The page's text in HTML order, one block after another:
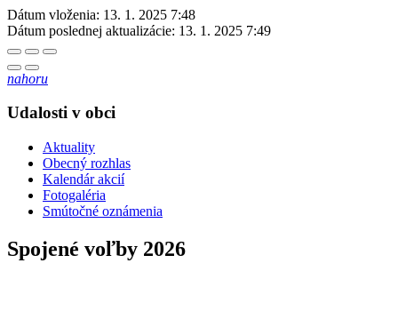
Dátum vloženia: 13. 1. 2025 7:48
Dátum poslednej aktualizácie: 13. 1. 2025 7:49
nahoru
Udalosti v obci
Aktuality
Obecný rozhlas
Kalendár akcií
Fotogaléria
Smútočné oznámenia
Spojené voľby 2026